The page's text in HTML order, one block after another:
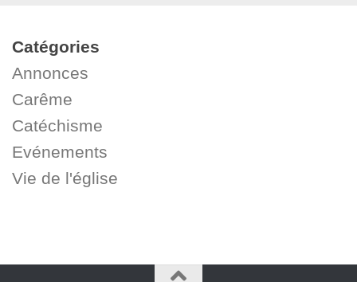
Catégories
Annonces
Carême
Catéchisme
Evénements
Vie de l'église